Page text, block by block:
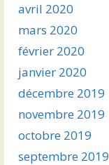
avril 2020
mars 2020
février 2020
janvier 2020
décembre 2019
novembre 2019
octobre 2019
septembre 2019